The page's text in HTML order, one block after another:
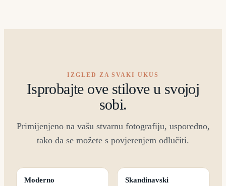
IZGLED ZA SVAKI UKUS
Isprobajte ove stilove u svojoj
sobi.
Primijenjeno na vašu stvarnu fotografiju, usporedno,
tako da se možete s povjerenjem odlučiti.
Moderno Skandinavski